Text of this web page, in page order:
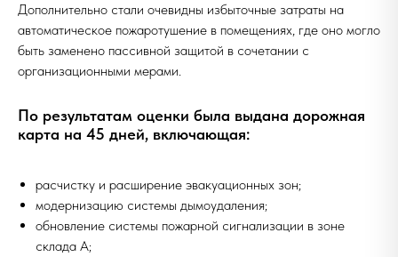
Дополнительно стали очевидны избыточные затраты на
автоматическое пожаротушение в помещениях, где оно могло
быть заменено пассивной защитой в сочетании с
организационными мерами.
По результатам оценки была выдана дорожная
карта на 45 дней, включающая:
расчистку и расширение эвакуационных зон;
модернизацию системы дымоудаления;
обновление системы пожарной сигнализации в зоне
склада А;